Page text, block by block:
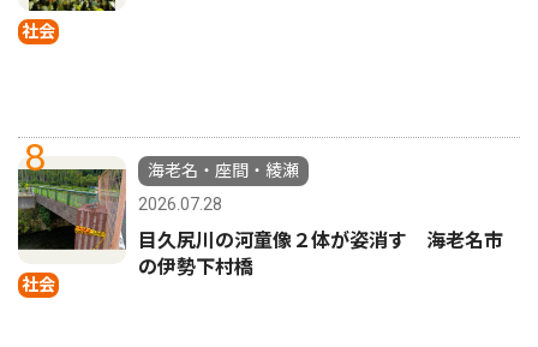
社会
8
社会
海老名・座間・綾瀬
2026.07.28
目久尻川の河童像２体が姿消す 海老名市
の伊勢下村橋